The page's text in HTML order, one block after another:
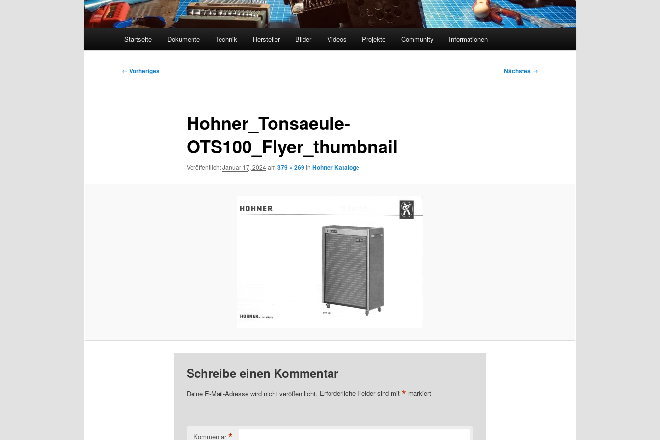
Startseite Dokumente Technik Hersteller Bilder Videos Projekte Community Informationen
Bilder-
← Vorheriges Nächstes →
Hohner_Tonsaeule-
OTS100_Flyer_thumbnail
VeröffentlichtJanuar 17, 2024am 379 × 269in Hohner Kataloge
Schreibe einen Kommentar
Deine E-Mail-Adresse wird nicht veröffentlicht. Erforderliche Felder sind mit * markiert
Kommentar *